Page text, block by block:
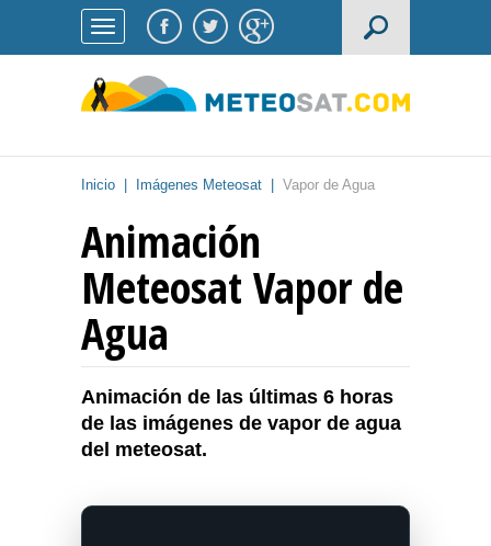
Inicio Imágenes Meteosat Vapor de Agua
Animación
Meteosat Vapor de
Agua
Animación de las últimas 6 horas
de las imágenes de vapor de agua
del meteosat.